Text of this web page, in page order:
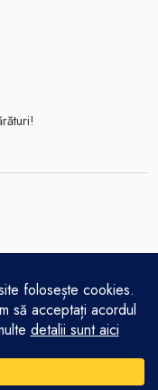
Termeni și condiții